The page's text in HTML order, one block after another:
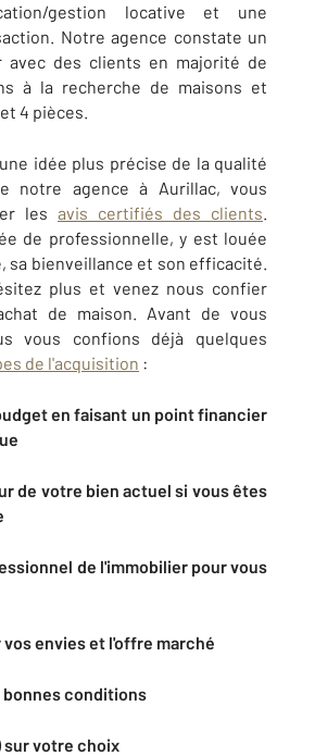
gestion locative et une
Notre agence constate un
avec des clients en majorité de
à la recherche de maisons et
4 pièces.
idée plus précise de la qualité
notre agence à Aurillac, vous
les avis certifiés des clients.
de professionnelle, y est louée
sa bienveillance et son efficacité.
plus et venez nous confier
de maison. Avant de vous
vous confions déjà quelques
de l'acquisition :
en faisant un point financier
de votre bien actuel si vous êtes
de l'immobilier pour vous
envies et l'offre marché
bonnes conditions
sur votre choix